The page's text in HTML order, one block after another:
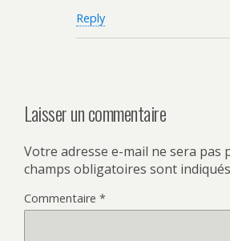
Reply
Laisser un commentaire
Votre adresse e-mail ne sera pas
champs obligatoires sont
Commentaire *